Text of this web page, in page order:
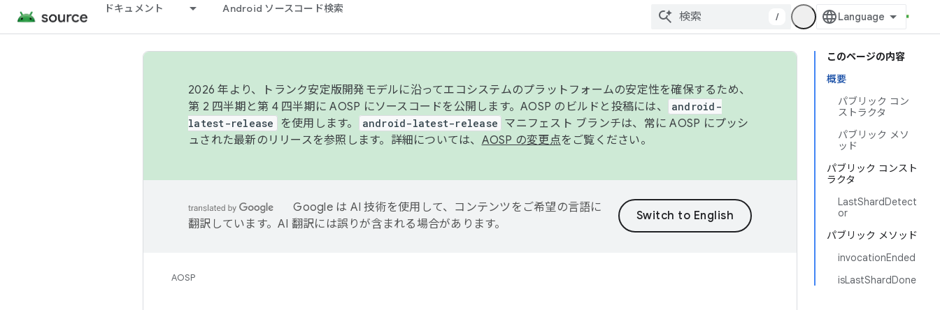
ドキュメント Android ソースコード検索
/
このページの内容
概要
パブリック コン
ストラクタ
パブリック メソ
ッド
パブリック コンスト
ラクタ
LastShardDetect
or
パブリック メソッド
invocationEnded
isLastShardDone
2026 年より、トランク安定版開発モデルに沿ってエコシステムのプラットフォームの安定性を確保するため、
第 2 四半期と第 4 四半期に AOSP にソースコードを公開します。AOSP のビルドと投稿には、
android-
latest-release
を使用します。 android-latest-release マニフェスト ブランチは、常に AOSP にプッシ
ュされた最新のリリースを参照します。詳細については、 AOSP の変更点をご覧ください。
Google は AI 技術を使用して、コンテンツをご希望の言語に
翻訳しています。AI 翻訳には誤りが含まれる場合があります。
AOSP